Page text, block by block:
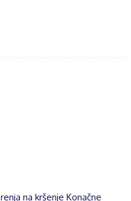
na kršenje Konačne